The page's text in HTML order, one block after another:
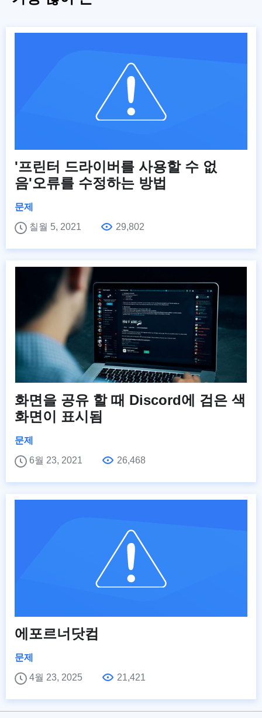
'프린터 드라이버를 사용할 수 없
음'오류를 수정하는 방법
문제
칠월 5, 2021
29,802
화면을 공유 할 때 Discord에 검은 색
화면이 표시됨
문제
6월 23, 2021
26,468
에포르너닷컴
문제
4월 23, 2025
21,421